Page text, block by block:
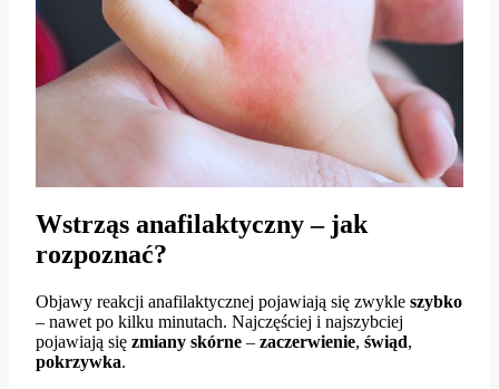
Wstrząs anafilaktyczny – jak
rozpoznać?
Objawy reakcji anafilaktycznej pojawiają się zwykle szybko
– nawet po kilku minutach. Najczęściej i najszybciej
pojawiają się zmiany skórne – zaczerwienie, świąd,
pokrzywka.